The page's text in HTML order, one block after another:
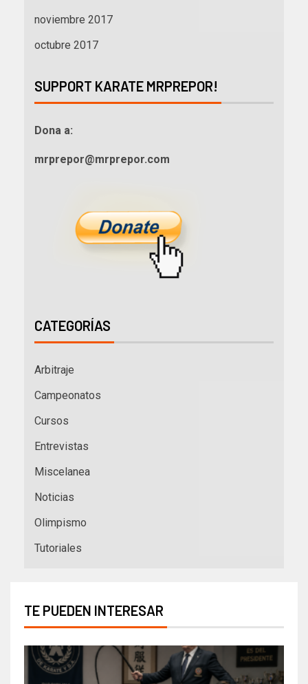
noviembre 2017
octubre 2017
SUPPORT KARATE MRPREPOR!
Dona a:
mrprepor@mrprepor.com
CATEGORÍAS
Arbitraje
Campeonatos
Cursos
Entrevistas
Miscelanea
Noticias
Olimpismo
Tutoriales
TE PUEDEN INTERESAR